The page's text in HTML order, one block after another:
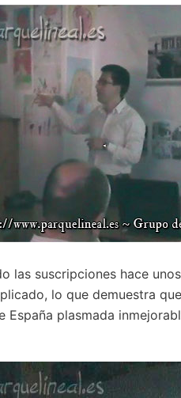
las suscripciones hace
lo que demuestra
España plasmada